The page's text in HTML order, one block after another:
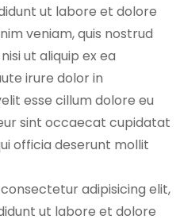
ut labore et dolore
veniam, quis nostrud
ut aliquip ex ea
irure dolor in
esse cillum dolore eu
sint occaecat cupidatat
officia deserunt mollit
adipisicing elit,
ut labore et dolore